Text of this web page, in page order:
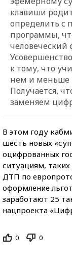
клавиши
определить
программы,
человеческий
к тому, что
нем и меньше
Получается,
заменяем
В этом году
шесть новых
оцифрованных
ситуациям,
ДТП по
оформление
заработают 25
нацпроекта
0 0